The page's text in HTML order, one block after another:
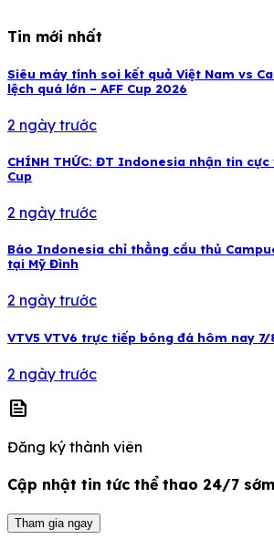
Tin mới nhất
Siêu máy tính soi kết quả Việt Nam vs
lệch quá lớn – AFF Cup 2026
2 ngày trước
CHÍNH THỨC: ĐT Indonesia nhận tin cực
Cup
2 ngày trước
Báo Indonesia chỉ thẳng cầu thủ
tại Mỹ Đình
2 ngày trước
VTV5 VTV6 trực tiếp bóng đá hôm nay 7/
2 ngày trước
news
Đăng ký thành viên
Cập nhật tin tức thể thao 24/7
Tham gia ngay